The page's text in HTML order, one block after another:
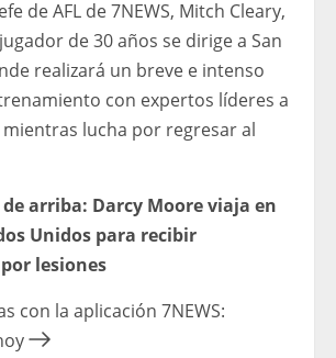
de AFL de 7NEWS, Mitch Cleary,
de 30 años se dirige a San
realizará un breve e intenso
con expertos líderes a
lucha por regresar al
arriba: Darcy Moore viaja en
Unidos para recibir
lesiones
con la aplicación 7NEWS: